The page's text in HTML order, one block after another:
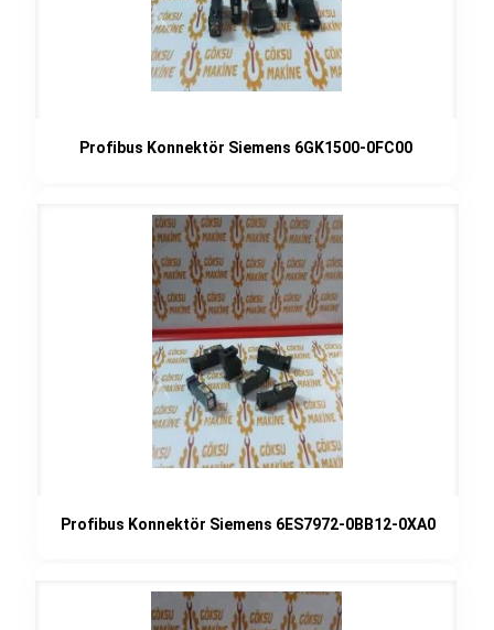
Profibus Konnektör Siemens 6GK1500-0FC00
Profibus Konnektör Siemens 6ES7972-0BB12-0XA0